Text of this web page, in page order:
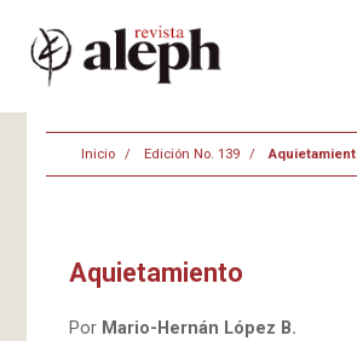
Inicio Edición No. 139
Aquietamiento
Por Mario-Hernán López B.